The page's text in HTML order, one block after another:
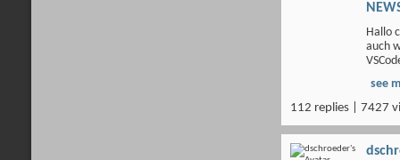
Hallo
auch
see
112 replies | 7427